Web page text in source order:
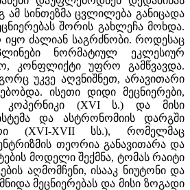
ამ სინთეზმა ცვლილება განიცადა
შორის გახლეჩა მოხდა.
იყო ძალიან საგრძნობი. როდესაც
ნორმატიულ ეკლესიურ
კონფლიქტი უფრო გამწვავდა.
უკვე აღვნიშნეთ, არავითარი
ისეთი დიდი მეცნიერები,
კოპერნიკი (XVI ს.) და მისი
და ასტრონომიის დარგში
(XVI-XVII სს.), რომელმაც
თეორია განავითარა და
მოდელი შექმნა, ტომას რაიტი
აღმომჩენი, ისააკ ნიუტონი და
მეცნიერებას და მისი ზოგადი